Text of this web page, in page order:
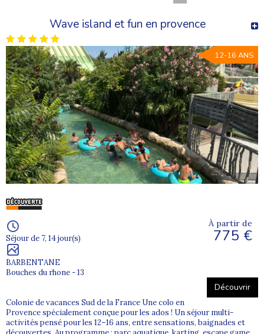
Wave island et fun en provence
12-16 ANS
Séjour de 7, 14 jour(s)
BARBENTANE
Bouches du rhone - 13
À partir de
775 €
Découvrir
Colonie de vacances Sud de la France Une colo en
Provence spécialement conçue pour les ados ! Un séjour multi-
activités pensé pour les 12–16 ans, entre sensations, baignades et